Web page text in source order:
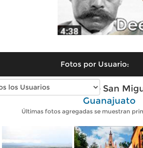
Fotos por Usuario:
Fotos modernas de San
Guanajuato
Últimas fotos agregadas se muestran